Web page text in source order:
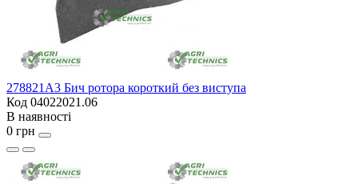
278821A3 Бич ротора короткий без виступа
Код 04022021.06
В наявності
0 грн